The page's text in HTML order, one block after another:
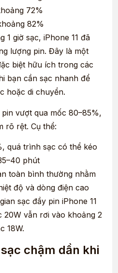
72%
82%
1 giờ sạc, iPhone 11 đã
lượng pin. Đây là một
biệt hữu ích trong các
bạn cần sạc nhanh để
hoặc di chuyển.
vượt qua mốc 80–85%,
rõ rệt. Cụ thể:
quá trình sạc có thể kéo
phút
toàn bình thường nhằm
độ và dòng điện cao
sạc đầy pin iPhone 11
20W vẫn rơi vào khoảng 2
18W.
sạc chậm dần khi